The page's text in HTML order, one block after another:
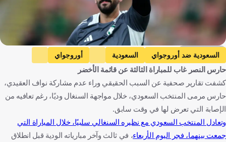
Getty Images
السعودية ضد أوروجواي السعودية
أوروجواي
كأس العالم
نواف العقيدي المملكة العربية السعودية
الولايات المتحدة
كرة قدم
حارس النصر غاب للمباراة الثالثة عن قائمة الأخضر
كشفت تقارير صحفية عن السبب الحقيقي وراء عدم مشاركة نواف العقيدي،
حارس مرمى المنتخب السعودي، خلال مواجهة السنغال وديًا، رغم تعافيه من
الإصابة التي تعرض لها في وقت سابق.
وتعادل المنتخب السعودي مع نظيره السنغالي سلبيًا، خلال المباراة التي
جمعت بينهما، فجر اليوم الأربعاء، في ثالث وآخر مبارياته الودية قبل انطلاق